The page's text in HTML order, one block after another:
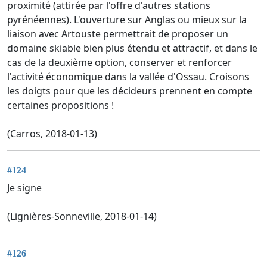
proximité (attirée par l'offre d'autres stations
pyrénéennes). L'ouverture sur Anglas ou mieux sur la
liaison avec Artouste permettrait de proposer un
domaine skiable bien plus étendu et attractif, et dans le
cas de la deuxième option, conserver et renforcer
l'activité économique dans la vallée d'Ossau. Croisons
les doigts pour que les décideurs prennent en compte
certaines propositions !
(Carros, 2018-01-13)
#124
Je signe
(Lignières-Sonneville, 2018-01-14)
#126